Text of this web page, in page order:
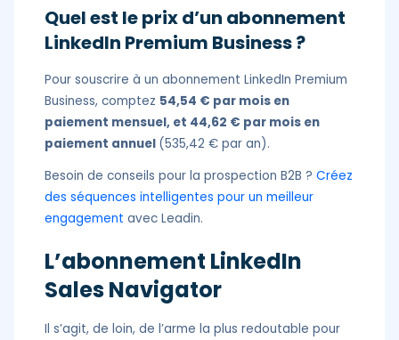
Quel est le prix d’un abonnement
LinkedIn Premium Business ?
Pour souscrire à un abonnement LinkedIn Premium
Business, comptez 54,54 € par mois en
paiement mensuel, et 44,62 € par mois en
paiement annuel (535,42 € par an).
Besoin de conseils pour la prospection B2B ? Créez
des séquences intelligentes pour un meilleur
engagement avec Leadin.
L’abonnement LinkedIn
Sales Navigator
Il s’agit, de loin, de l’arme la plus redoutable pour